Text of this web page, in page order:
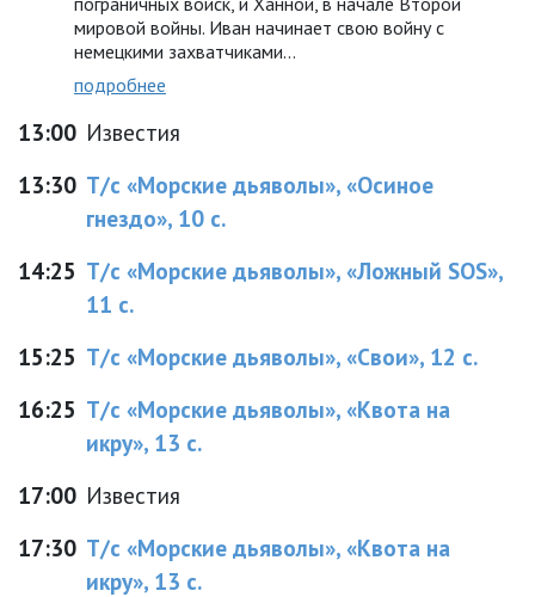
мировой войны. Иван начинает свою войну с
немецкими захватчиками…
подробнее
13:00 Известия
13:30 Т/с «Морские дьяволы», «Осиное
гнездо», 10 с.
14:25 Т/с «Морские дьяволы», «Ложный SOS»,
11 с.
15:25 Т/с «Морские дьяволы», «Свои», 12 с.
16:25 Т/с «Морские дьяволы», «Квота на
икру», 13 с.
17:00 Известия
17:30 Т/с «Морские дьяволы», «Квота на
икру», 13 с.